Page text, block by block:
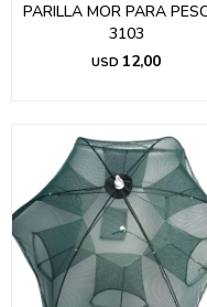
PARILLA MOR PARA
3103
USD 12,00